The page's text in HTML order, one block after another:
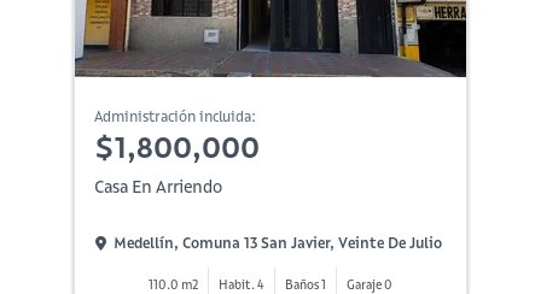
Administración incluida:
$1,800,000
Casa En Arriendo
Medellín, Comuna 13 San Javier, Veinte De Julio
110.0 m2 Habit. 4 Baños 1 Garaje 0